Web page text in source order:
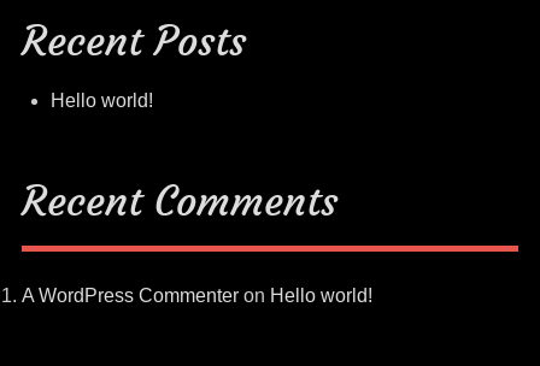
Recent Posts
Hello world!
Recent Comments
A WordPress Commenteron Hello world!